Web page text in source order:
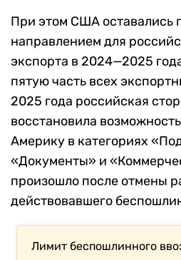
При этом США оставались
направлением для
экспорта в 2024—2025
пятую часть всех
2025 года российская
восстановила
Америку в категориях
«Документы» и
произошло после отмены
действовавшего
Лимит беспошлинного